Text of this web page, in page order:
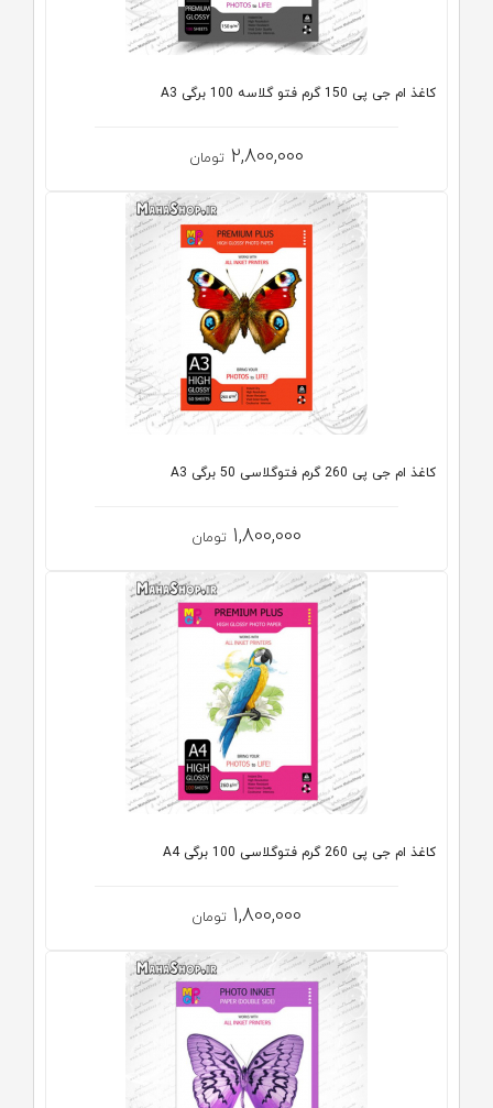
کاغذ ام جی پی 150 گرم فتو گلاسه 100 برگی A3
2,800,000 تومان
کاغذ ام جی پی 260 گرم فتوگلاسی 50 برگی A3
1,800,000 تومان
کاغذ ام جی پی 260 گرم فتوگلاسی 100 برگی A4
1,800,000 تومان